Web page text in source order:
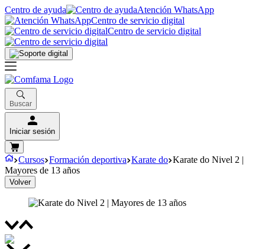
Centro de ayuda
Atención WhatsApp
Centro de servicio digital
Centro de servicio digital
Buscar
Iniciar sesión
Cursos Formación deportiva Karate do Karate do Nivel 2 |
Mayores de 13 años
Volver